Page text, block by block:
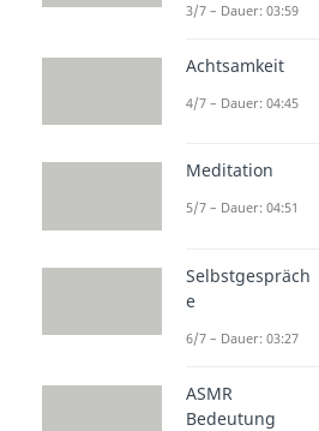
3/7 – Dauer: 03:59
Achtsamkeit
4/7 – Dauer: 04:45
Meditation
5/7 – Dauer: 04:51
Selbstgespräch
e
6/7 – Dauer: 03:27
ASMR
Bedeutung